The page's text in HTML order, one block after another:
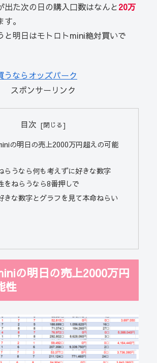
出た次の日の購入口数はなんと20万
。
と明日はモトロトmini絶対買いで
うならオッズパーク
スポンサーリンク
目次
の明日の売上2000万円超えの可能
らうなら何も考えずに好きな数字
をねらうなら8番押しで
きな数字とグラフを見て本命ねらい
の明日の売上2000万円
性